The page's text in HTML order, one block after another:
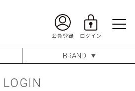
BRAND
LOGIN